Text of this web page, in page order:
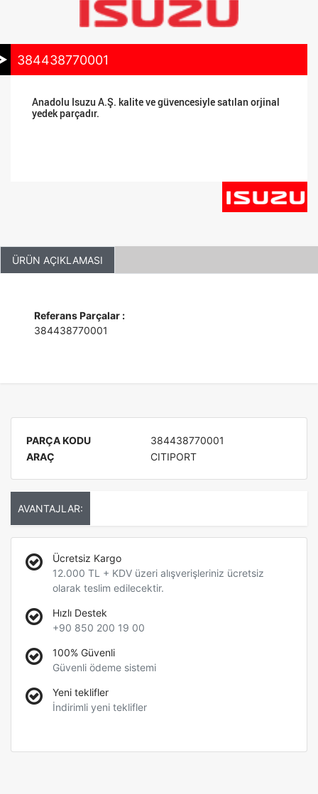
384438770001
Anadolu Isuzu A.Ş. kalite ve güvencesiyle satılan orjinal
yedek parçadır.
ÜRÜN AÇIKLAMASI
Referans Parçalar :
384438770001
PARÇA KODU
384438770001
ARAÇ
CITIPORT
AVANTAJLAR:
Ücretsiz Kargo
12.000 TL + KDV üzeri alışverişleriniz ücretsiz
olarak teslim edilecektir.
Hızlı Destek
+90 850 200 19 00
100% Güvenli
Güvenli ödeme sistemi
Yeni teklifler
İndirimli yeni teklifler